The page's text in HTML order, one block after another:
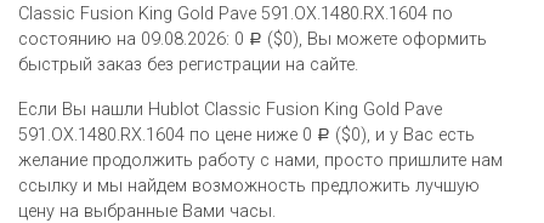
Classic Fusion King Gold Pave 591.OX.1480.RX.1604 по
состоянию на 09.08.2026: 0 Р ($0), Вы можете оформить
быстрый заказ без регистрации на сайте.
Если Вы нашли Hublot Classic Fusion King Gold Pave
591.OX.1480.RX.1604 по цене ниже 0 Р ($0), и у Вас есть
желание продолжить работу с нами, просто пришлите нам
ссылку и мы найдем возможность предложить лучшую
цену на выбранные Вами часы.